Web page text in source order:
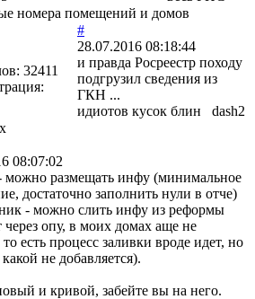
номера помещений и домов
32411
#
28.07.2016 08:18:44
и правда Росреестр походу
подгрузил сведения из
ГКН ...
идиотов кусок блин dash2
08:07:02
можно размещать инфу (минимальное
достаточно заполнить нули в отче)
- можно слить инфу из реформы
через опу, в моих домах аще не
то есть процесс заливки вроде идет, но
не добавляется).
и кривой, забейте вы на него.